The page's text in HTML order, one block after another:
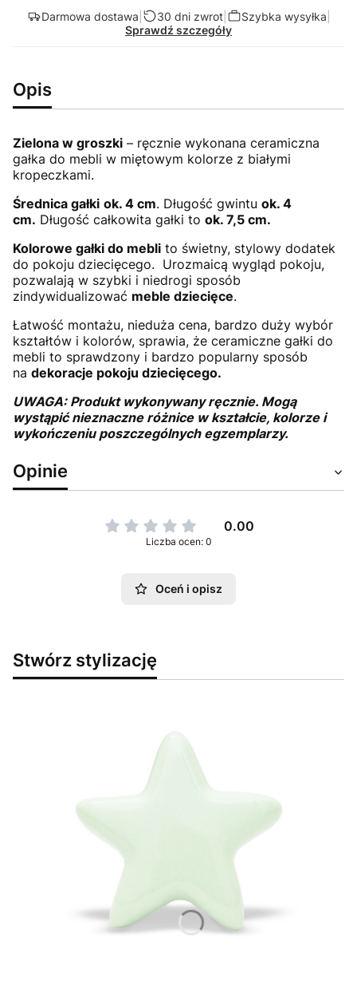
Darmowa dostawa 30 dni zwrot| Szybka wysyłka
Sprawdź szczegóły
Opis
Zielona w groszki – ręcznie wykonana ceramiczna
gałka do mebli w miętowym kolorze z białymi
kropeczkami.
Średnica gałki ok. 4 cm. Długość gwintu ok. 4
cm. Długość całkowita gałki to ok. 7,5 cm.
Kolorowe gałki do mebli to świetny, stylowy dodatek
do pokoju dziecięcego. Urozmaicą wygląd pokoju,
pozwalają w szybki i niedrogi sposób
zindywidualizować meble dziecięce.
Łatwość montażu, nieduża cena, bardzo duży wybór
kształtów i kolorów, sprawia, że ceramiczne gałki do
mebli to sprawdzony i bardzo popularny sposób
na dekoracje pokoju dziecięcego.
UWAGA: Produkt wykonywany ręcznie. Mogą
wystąpić nieznaczne różnice w kształcie, kolorze i
wykończeniu poszczególnych egzemplarzy.
Opinie
0.00
Liczba ocen: 0
Oceń i opisz
Stwórz stylizację